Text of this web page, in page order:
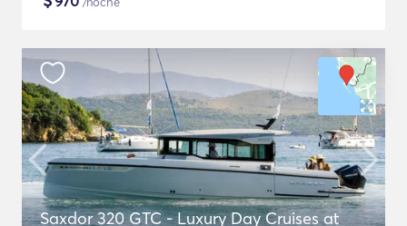
Saxdor 320 GTC - Luxury Day Cruises at